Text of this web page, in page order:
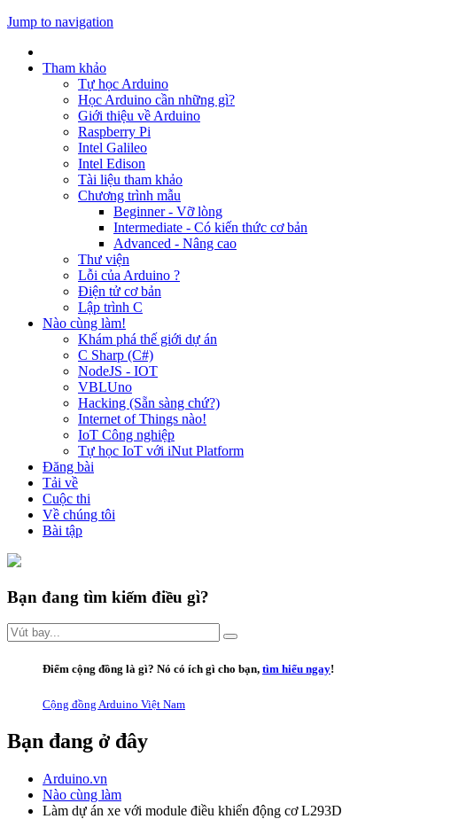
Jump to navigation
Tham khảo
Tự học Arduino
Học Arduino cần những gì?
Giới thiệu về Arduino
Raspberry Pi
Intel Galileo
Intel Edison
Tài liệu tham khảo
Chương trình mẫu
Beginner - Vỡ lòng
Intermediate - Có kiến thức cơ bản
Advanced - Nâng cao
Thư viện
Lỗi của Arduino ?
Điện tử cơ bản
Lập trình C
Nào cùng làm!
Khám phá thế giới dự án
C Sharp (C#)
NodeJS - IOT
VBLUno
Hacking (Sẵn sàng chứ?)
Internet of Things nào!
IoT Công nghiệp
Tự học IoT với iNut Platform
Đăng bài
Tải về
Cuộc thi
Về chúng tôi
Bài tập
Bạn đang tìm kiếm điều gì?
Điểm cộng đồng là gì? Nó có ích gì cho bạn, tìm hiểu ngay!
Cộng đồng Arduino Việt Nam
Bạn đang ở đây
Arduino.vn
Nào cùng làm
Làm dự án xe với module điều khiển động cơ L293D